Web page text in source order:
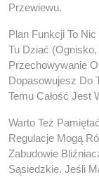
Przewiewu.
Plan Funkcji To
Tu Dziać (ognisko,
Przechowywanie
Dopasowujesz Do
Temu Całość Jest
Warto Też
Regulacje Mogą
Zabudowie
Sąsiedzkie. Jeśli